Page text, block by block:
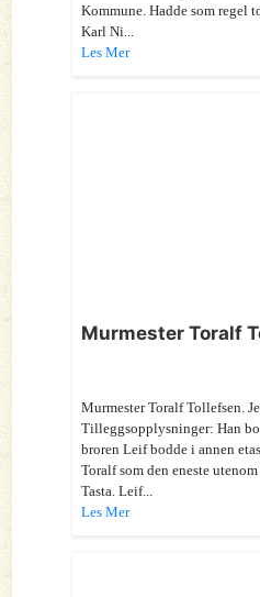
Kommune. Hadde som regel
Karl Ni...
Les Mer
Murmester Toralf
Murmester Toralf Tollefsen.
Tilleggsopplysninger: Han
broren Leif bodde i annen
Toralf som den eneste
Tasta. Leif...
Les Mer